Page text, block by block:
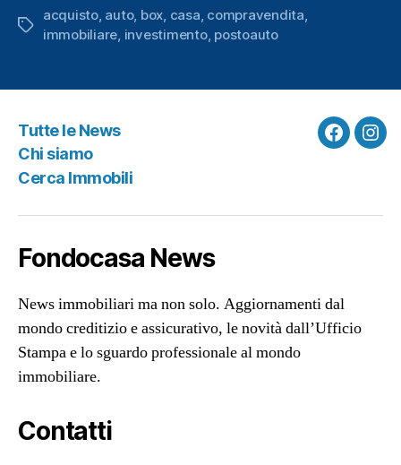
Tag
acquisto, auto, box, casa, compravendita,
immobiliare, investimento, postoauto
Tutte le News
Chi siamo
Cerca Immobili
Fondocasa News
News immobiliari ma non solo. Aggiornamenti dal
mondo creditizio e assicurativo, le novità dall’Ufficio
Stampa e lo sguardo professionale al mondo
immobiliare.
Contatti